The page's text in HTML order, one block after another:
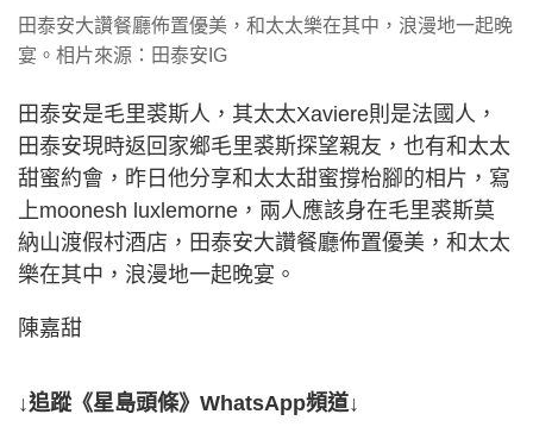
田泰安大讚餐廳佈置優美，和太太樂在其中，浪漫地一起晚
宴。相片來源：田泰安IG
田泰安是毛里裘斯人，其太太Xaviere則是法國人，
田泰安現時返回家鄉毛里裘斯探望親友，也有和太太
甜蜜約會，昨日他分享和太太甜蜜撐枱腳的相片，寫
上moonesh luxlemorne，兩人應該身在毛里裘斯莫
納山渡假村酒店，田泰安大讚餐廳佈置優美，和太太
樂在其中，浪漫地一起晚宴。
陳嘉甜
↓追蹤《星島頭條》WhatsApp頻道↓